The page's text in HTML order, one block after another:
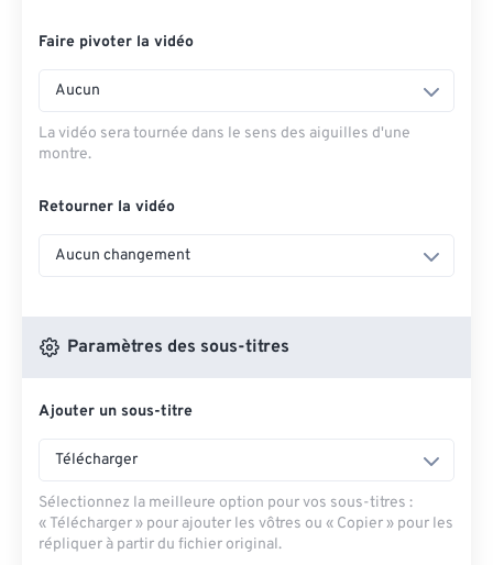
Faire pivoter la vidéo
Aucun
La vidéo sera tournée dans le sens des aiguilles d'une
montre.
Retourner la vidéo
Aucun changement
Paramètres des sous-titres
Ajouter un sous-titre
Télécharger
Sélectionnez la meilleure option pour vos sous-titres :
« Télécharger » pour ajouter les vôtres ou « Copier » pour les
répliquer à partir du fichier original.